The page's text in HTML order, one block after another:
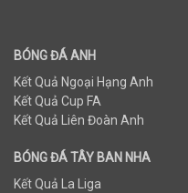
BÓNG ĐÁ ANH
Kết Quả Ngoại Hạng Anh
Kết Quả Cup FA
Kết Quả Liên Đoàn Anh
BÓNG ĐÁ TÂY BAN NHA
Kết Quả La Liga